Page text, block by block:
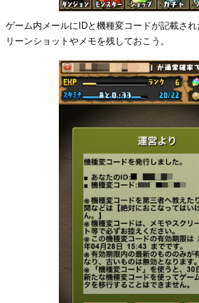
ゲーム内メールにIDと機種変コードが記載さ
リーンショットやメモを残しておこう。